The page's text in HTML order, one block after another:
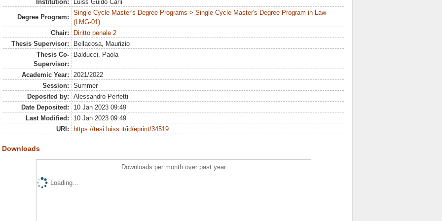
Institution: Luiss Guido Carli
Degree Program:
Single Cycle Master's Degree Programs > Single Cycle Master's Degree Program in Law
(LMG-01)
Chair:
Diritto penale 2
Thesis Supervisor:
Bellacosa, Maurizio
Thesis Co-
Supervisor:
Balducci, Paola
Academic Year:
2021/2022
Session:
Summer
Deposited by:
Alessandro Perfetti
Date Deposited:
10 Jan 2023 09:49
Last Modified:
10 Jan 2023 09:49
URI:
https://tesi.luiss.it/id/eprint/34519
Downloads
Downloads per month over past year
Loading...